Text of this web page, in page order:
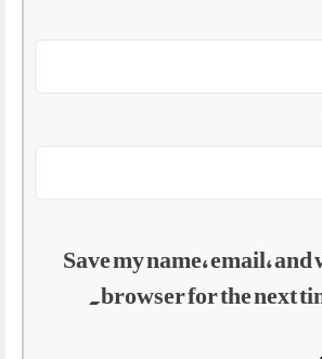
Save my name, email, and
browser for the next